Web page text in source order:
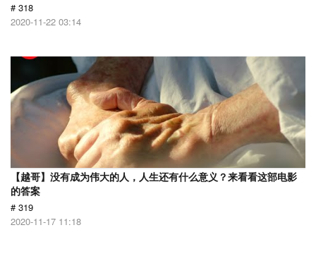
# 318
2020-11-22 03:14
【越哥】没有成为伟大的人，人生还有什么意义？来看看这部电影
的答案
# 319
2020-11-17 11:18